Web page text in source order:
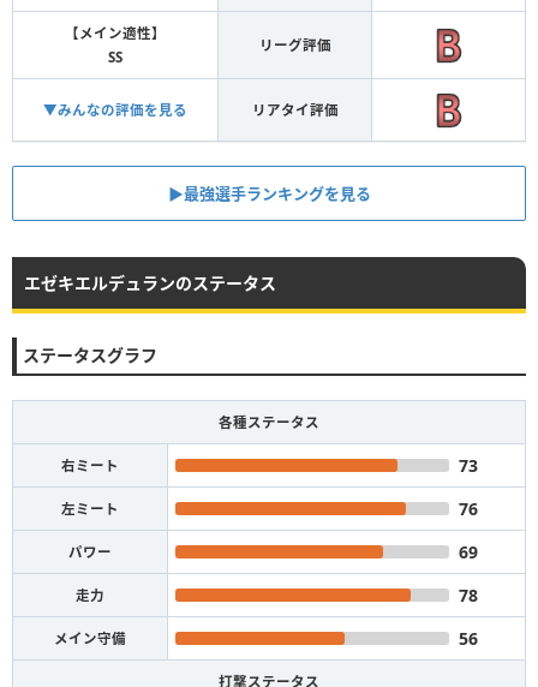
【メイン適性】
SS
リーグ評価
▼みんなの評価を見る リアタイ評価
▶︎最強選手ランキングを見る
エゼキエルデュランのステータス
ステータスグラフ
各種ステータス
右ミート 73
左ミート 76
パワー 69
走力 78
メイン守備 56
打撃ステータス